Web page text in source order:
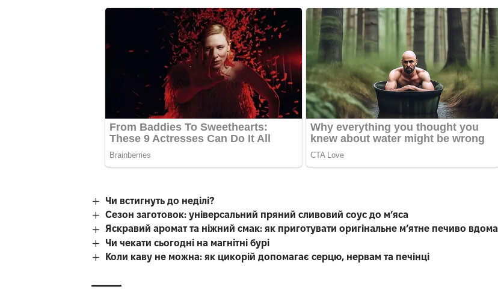
Чи встигнуть до неділі?
Сезон заготовок: універсальний пряний сливовий соус до мʼяса
Яскравий аромат та ніжний смак: як приготувати оригінальне м’ятне печиво вдома
Чи чекати сьогодні на магнітні бурі
Коли каву не можна: як цикорій допомагає серцю, нервам та печінці